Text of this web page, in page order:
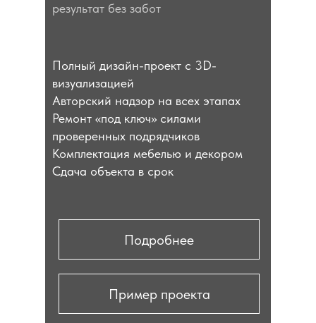
Пример проекта
Подробнее
результат без забот
Полный дизайн-проект с 3D-
визуализацией
Авторский надзор на всех этапах
Ремонт «под ключ» силами
проверенных подрядчиков
Комплектация мебелью и декором
Сдача объекта в срок